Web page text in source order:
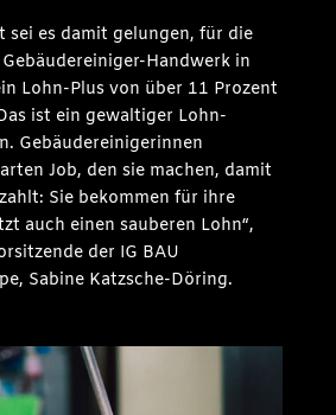
sei es damit gelungen, für die
Handwerk in
Lohn-Plus von über 11 Prozent
ist ein gewaltiger Lohn-
Gebäudereinigerinnen
Job, den sie machen, damit
Sie bekommen für ihre
auch einen sauberen Lohn“,
der IG BAU
Sabine Katzsche-Döring.